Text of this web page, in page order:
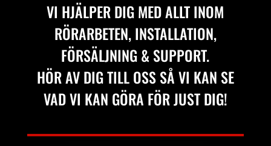
VI HJÄLPER DIG MED ALLT INOM
RÖRARBETEN, INSTALLATION,
FÖRSÄLJNING & SUPPORT.
HÖR AV DIG TILL OSS SÅ VI KAN SE
VAD VI KAN GÖRA FÖR JUST DIG!